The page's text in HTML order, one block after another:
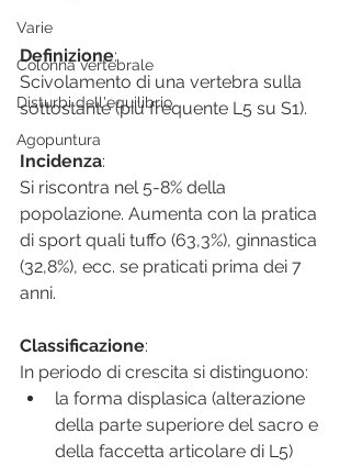
Varie
Colonna vertebrale
Disturbi dell'equilibrio
Agopuntura
Definizione:
Scivolamento di una vertebra sulla
sottostante (più frequente L5 su S1).
Incidenza:
Si riscontra nel 5-8% della
popolazione. Aumenta con la pratica
di sport quali tuffo (63,3%), ginnastica
(32,8%), ecc. se praticati prima dei 7
anni.
Classificazione:
In periodo di crescita si distinguono:
la forma displasica (alterazione
della parte superiore del sacro e
della faccetta articolare di L5)